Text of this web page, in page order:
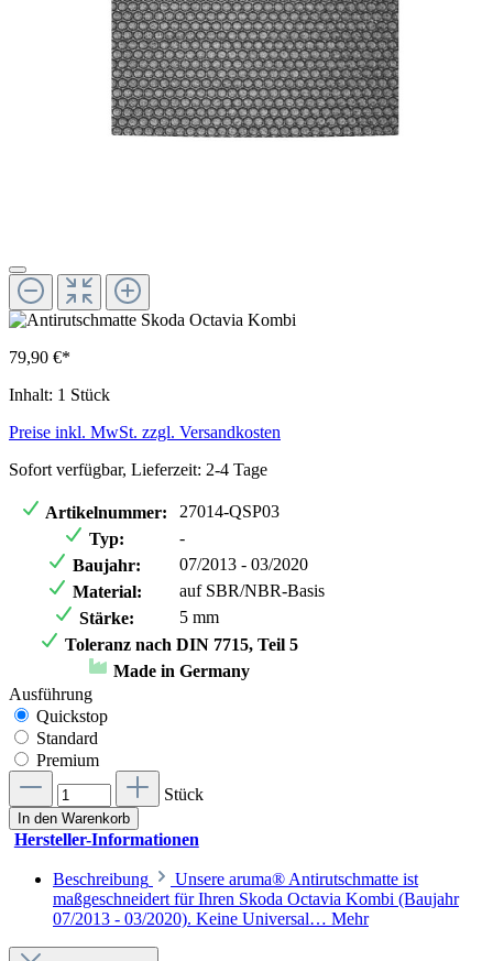
79,90 €*
Inhalt: 1 Stück
Preise inkl. MwSt. zzgl. Versandkosten
Sofort verfügbar, Lieferzeit: 2-4 Tage
Artikelnummer:
27014-QSP03
Typ:
-
Baujahr:
07/2013 - 03/2020
Material:
auf SBR/NBR-Basis
Stärke:
5 mm
Toleranz nach DIN 7715, Teil 5
Made in Germany
Ausführung
Quickstop
Standard
Premium
Stück
In den Warenkorb
Hersteller-Informationen
Beschreibung
Unsere aruma® Antirutschmatte ist
maßgeschneidert für Ihren Skoda Octavia Kombi (Baujahr
07/2013 - 03/2020). Keine Universal… Mehr